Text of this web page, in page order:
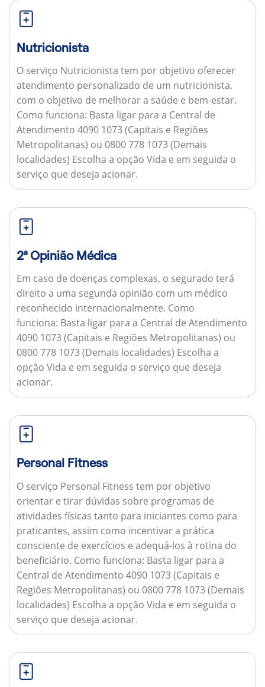
Nutricionista
O serviço Nutricionista tem por objetivo oferecer
atendimento personalizado de um nutricionista,
com o objetivo de melhorar a saúde e bem-estar.
Como funciona: Basta ligar para a Central de
Atendimento 4090 1073 (Capitais e Regiões
Metropolitanas) ou 0800 778 1073 (Demais
localidades) Escolha a opção Vida e em seguida o
serviço que deseja acionar.
2ª Opinião Médica
Em caso de doenças complexas, o segurado terá
direito a uma segunda opinião com um médico
reconhecido internacionalmente. Como
funciona: Basta ligar para a Central de Atendimento
4090 1073 (Capitais e Regiões Metropolitanas) ou
0800 778 1073 (Demais localidades) Escolha a
opção Vida e em seguida o serviço que deseja
acionar.
Personal Fitness
O serviço Personal Fitness tem por objetivo
orientar e tirar dúvidas sobre programas de
atividades físicas tanto para iniciantes como para
praticantes, assim como incentivar a prática
consciente de exercícios e adequá-los à rotina do
beneficiário. Como funciona: Basta ligar para a
Central de Atendimento 4090 1073 (Capitais e
Regiões Metropolitanas) ou 0800 778 1073 (Demais
localidades) Escolha a opção Vida e em seguida o
serviço que deseja acionar.